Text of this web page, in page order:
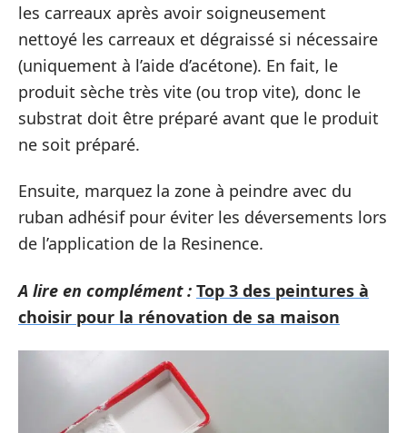
les carreaux après avoir soigneusement
nettoyé les carreaux et dégraissé si nécessaire
(uniquement à l’aide d’acétone). En fait, le
produit sèche très vite (ou trop vite), donc le
substrat doit être préparé avant que le produit
ne soit préparé.
Ensuite, marquez la zone à peindre avec du
ruban adhésif pour éviter les déversements lors
de l’application de la Resinence.
A lire en complément : Top 3 des peintures à
choisir pour la rénovation de sa maison